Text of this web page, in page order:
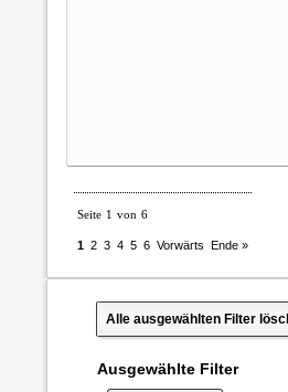
Seite 1 von 6
1 2 3 4 5 6 Vorwärts Ende »
Alle ausgewählten Filter
Ausgewählte Filter